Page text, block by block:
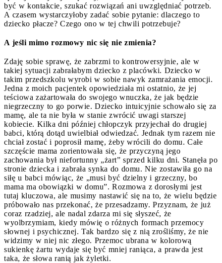
być w kontakcie, szukać rozwiązań ani uwzględniać potrzeb.
A czasem wystarczyłoby zadać sobie pytanie: dlaczego to
dziecko płacze? Czego ono w tej chwili potrzebuje?
A jeśli mimo rozmowy nic się nie zmienia?
Zdaję sobie sprawę, że zabrzmi to kontrowersyjnie, ale w
takiej sytuacji zabrałabym dziecko z placówki. Dziecko w
takim przedszkolu wyrobi w sobie nawyk zamrażania emocji.
Jedna z moich pacjentek opowiedziała mi ostatnio, że jej
teściowa zażartowała do swojego wnuczka, że jak będzie
niegrzeczny to go porwie. Dziecko intuicyjnie schowało się za
mamę, ale ta nie była w stanie zwrócić uwagi starszej
kobiecie. Kilka dni później chłopczyk przyjechał do drugiej
babci, którą dotąd uwielbiał odwiedzać. Jednak tym razem nie
chciał zostać i poprosił mamę, żeby wrócili do domu. Całe
szczęście mama zorientowała się, że przyczyną jego
zachowania był niefortunny „żart” sprzed kilku dni. Stanęła po
stronie dziecka i zabrała synka do domu. Nie zostawiła go na
siłę u babci mówiąc, że „musi być dzielny i grzeczny, bo
mama ma obowiązki w domu”. Rozmowa z dorosłymi jest
tutaj kluczowa, ale musimy nastawić się na to, że wielu będzie
próbowało nas przekonać, że przesadzamy. Przyznam, że już
coraz rzadziej, ale nadal zdarza mi się słyszeć, że
wyolbrzymiam, kiedy mówię o różnych formach przemocy
słownej i psychicznej. Tak bardzo się z nią zrośliśmy, że nie
widzimy w niej nic złego. Przemoc ubrana w kolorową
sukienkę żartu wydaje się być mniej raniąca, a prawda jest
taka, że słowa ranią jak żyletki.